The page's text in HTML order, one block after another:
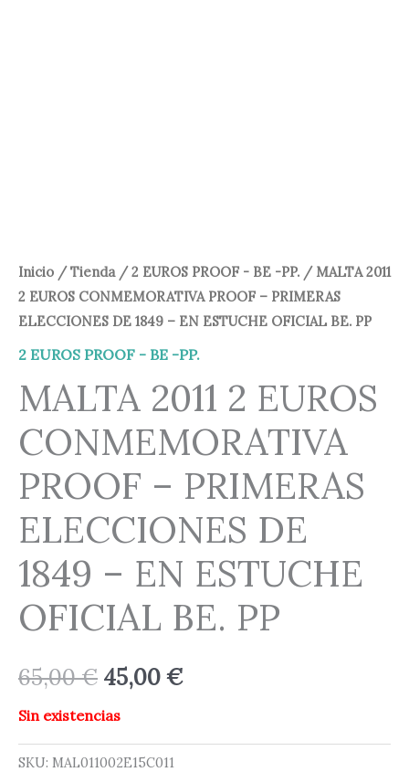
Inicio /Tienda/2 EUROS PROOF - BE -PP. / MALTA 2011
2 EUROS CONMEMORATIVA PROOF – PRIMERAS
ELECCIONES DE 1849 – EN ESTUCHE OFICIAL BE. PP
2 EUROS PROOF - BE -PP.
MALTA 2011 2 EUROS
CONMEMORATIVA
PROOF – PRIMERAS
ELECCIONES DE
1849 – EN ESTUCHE
OFICIAL BE. PP
65,00€ 45,00€
Sin existencias
SKU: MAL011002E15C011